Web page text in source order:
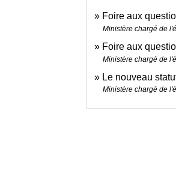
Foire aux
Ministère chargé de
Foire aux
Ministère chargé de
Le nouveau
Ministère chargé de